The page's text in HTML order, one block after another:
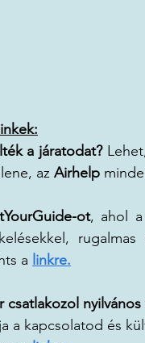
a járatodat?
az Airhelp
ot, ahol a
a linkre.
csatlakozol nyilvános
a kapcsolatod és